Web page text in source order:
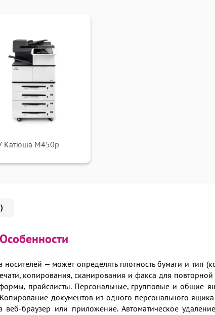
Катюша M450p
Особенности
— может определять плотность бумаги и тип
копирования, сканирования и факса для
прайслисты. Персональные, групповые и общие
документов из одного персонального
браузер или приложение. Автоматическое